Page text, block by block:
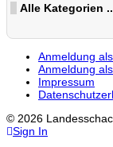
Alle Kategorien
Anmeldung
Anmeldung
Impressum
© 2026
Sign In